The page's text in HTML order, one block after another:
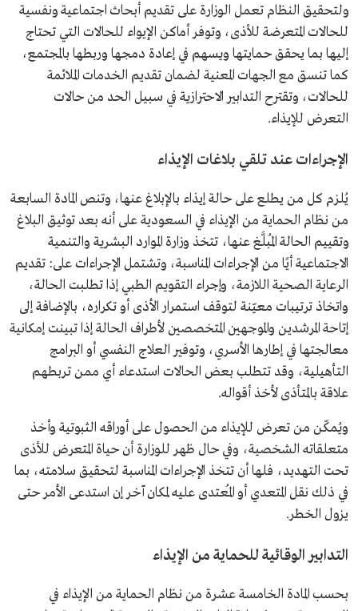
ولتحقيق النظام تعمل الوزارة على تقديم أبحاث اجتماعية ونفسية
للحالات المتعرضة للأذى، وتوفر أماكن الإيواء للحالات التي تحتاج
إليها بما يحقق حمايتها ويسهم في إعادة دمجها وربطها بالمجتمع،
كما تنسق مع الجهات المعنية لضمان تقديم الخدمات الملائمة
للحالات، وتقترح التدابير الاحترازية في سبيل الحد من حالات
التعرض للإيذاء.
الإجراءات عند تلقي بلاغات الإيذاء
يُلزم كل من يطلع على حالة إيذاء بالإبلاغ عنها، وتنص المادة السابعة
من نظام الحماية من الإيذاء في السعودية على أنه بعد توثيق البلاغ
وتقييم الحالة المُبلَّغ عنها، تتخذ وزارة الموارد البشرية والتنمية
الاجتماعية أيًا من الإجراءات المناسبة، وتشتمل الإجراءات على: تقديم
الرعاية الصحية اللازمة، وإجراء التقويم الطبي إذا تطلبت الحالة،
واتخاذ ترتيبات معيّنة لتوقف استمرار الأذى أو تكراره، بالإضافة إلى
إتاحة المرشدين والموجهين المتخصصين لأطراف الحالة إذا تبينت إمكانية
معالجتها في إطارها الأسري، وتوفير العلاج النفسي أو البرامج
التأهيلية، وقد تتطلب بعض الحالات استدعاء أي ممن تربطهم
علاقة بالمتأذى لأخذ أقواله.
ويُمكّن من تعرض للإيذاء من الحصول على أوراقه الثبوتية وأخذ
متعلقاته الشخصية، وفي حال ظهر للوزارة أن حياة المتعرض للأذى
تحت التهديد، فلها أن تتخذ الإجراءات المناسبة لتحقيق سلامته، بما
في ذلك نقل المتعدي أو المُعتدى عليه لمكان آخر إن استدعى الأمر حتى
يزول الخطر.
التدابير الوقائية للحماية من الإيذاء
بحسب المادة الخامسة عشرة من نظام الحماية من الإيذاء في